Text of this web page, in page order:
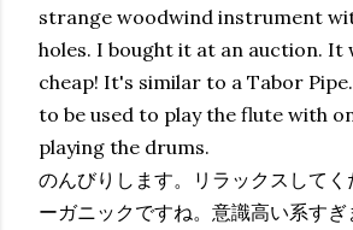
strange woodwind instrument
holes. I bought it at an auction. It
cheap! It's similar to a Tabor
to be used to play the flute with
playing the drums.
のんびりします。リラックスして
ーガニックですね。意識高い系す